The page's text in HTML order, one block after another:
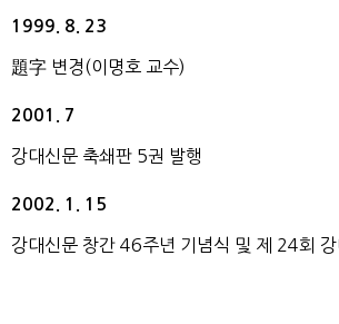
1999. 8. 23
題字 변경(이명호 교수)
2001. 7
강대신문 축쇄판 5권 발행
2002. 1. 15
강대신문 창간 46주년 기념식 및 제 24회